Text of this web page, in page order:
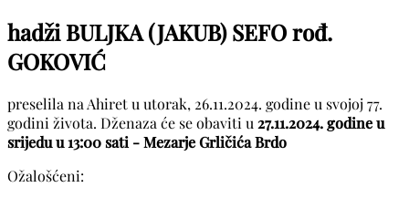
hadži BULJKA (JAKUB) SEFO rođ.
GOKOVIĆ
preselila na Ahiret u utorak, 26.11.2024. godine u svojoj 77.
godini života. Dženaza će se obaviti u 27.11.2024. godine u
srijedu u 13:00 sati - Mezarje Grličića Brdo
Ožalošćeni: